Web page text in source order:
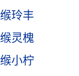
缑玲丰
缑灵槐
缑小柠